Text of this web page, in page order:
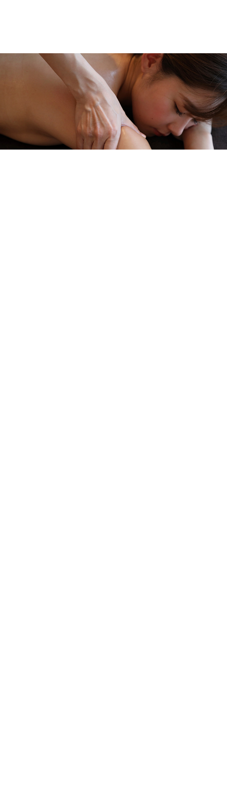
メニューを詳しく見る >